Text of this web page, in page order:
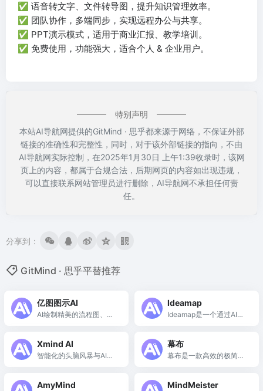
✅ 语音转文字、文件转导图，提升知识管理效率。
✅ 团队协作，多端同步，实现远程办公与共享。
✅ PPT演示模式，适用于商业汇报、教学培训。
✅ 免费使用，功能强大，适合个人 & 企业用户。
特别声明
本站AI导航网提供的GitMind · 思乎都来源于网络，不保证外部
链接的准确性和完整性，同时，对于该外部链接的指向，不由
AI导航网实际控制，在2025年1月30日 上午1:39收录时，该网
页上的内容，都属于合规合法，后期网页的内容如出现违规，
可以直接联系网站管理员进行删除，AI导航网不承担任何责
任。
分享到：
GitMind · 思乎平替推荐
亿图图示AI
AI绘制精美的流程图、思
Ideamap
Ideamap是一个通过AI技
Xmind AI
智能化的头脑风暴与AI思
幕布
幕布是一款高效的极简大
AmyMind MindMeister